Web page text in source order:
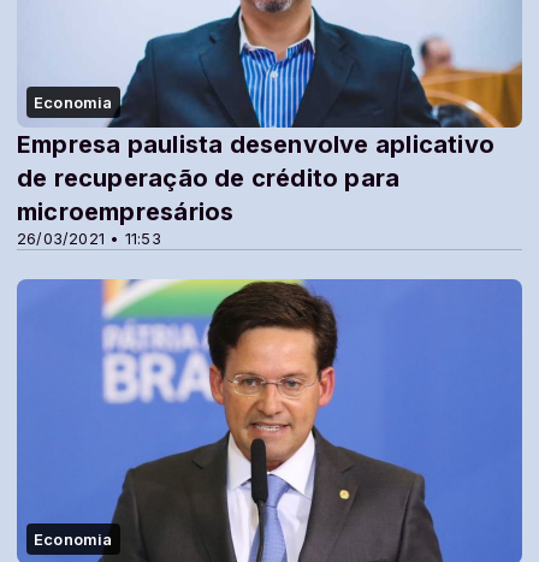
Economia
26/03/2021 • 11:53
Empresa paulista desenvolve aplicativo
de recuperação de crédito para
microempresários
Economia